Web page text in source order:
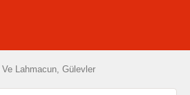
Lahmacun, Gülevler